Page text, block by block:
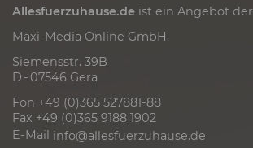
Allesfuerzuhause.de ist ein Angebot der
Maxi-Media Online GmbH
Siemensstr. 39B
D - 07546 Gera
Fon +49 (0)365 527881-88
Fax +49 (0)365 9188 1902
E-Mail info@allesfuerzuhause.de